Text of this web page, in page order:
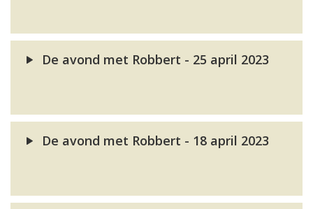
De avond met Robbert - 25 april 2023
De avond met Robbert - 18 april 2023